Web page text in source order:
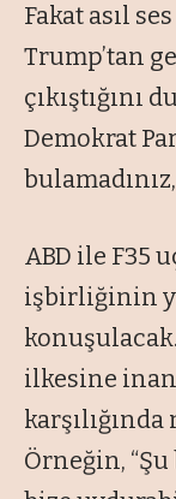
Fakat asıl
Trump’tan
çıkıştığını
Demokrat
ABD ile F35
işbirliğinin
ilkesine
Örneğin,